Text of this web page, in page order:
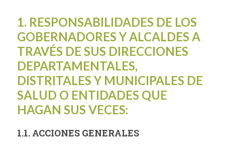
1. RESPONSABILIDADES DE LOS
GOBERNADORES Y ALCALDES A
TRAVÉS DE SUS DIRECCIONES
DEPARTAMENTALES,
DISTRITALES Y MUNICIPALES DE
SALUD O ENTIDADES QUE
HAGAN SUS VECES:
1.1. ACCIONES GENERALES